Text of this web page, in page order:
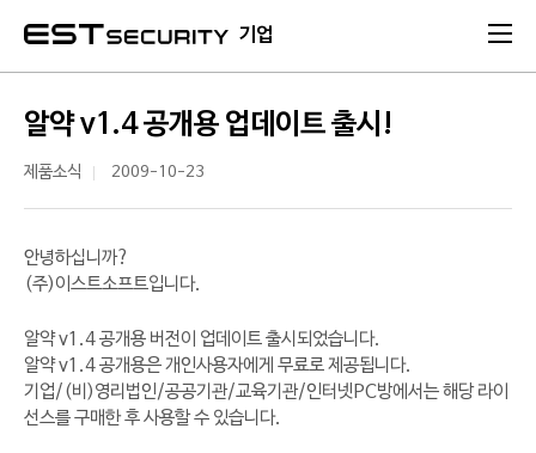
기업
알약 v1.4 공개용 업데이트 출시!
제품소식 2009-10-23
안녕하십니까?
(주)이스트소프트입니다.
알약 v1.4 공개용 버전이 업데이트 출시되었습니다.
알약 v1.4 공개용은 개인사용자에게 무료로 제공됩니다.
기업/(비)영리법인/공공기관/교육기관/인터넷PC방에서는 해당 라이
선스를 구매한 후 사용할 수 있습니다.